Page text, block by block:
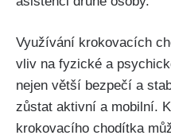
Využívání krokovacích
vliv na fyzické a
nejen větší bezpečí a
zůstat aktivní a mobilní.
krokovacího chodítka